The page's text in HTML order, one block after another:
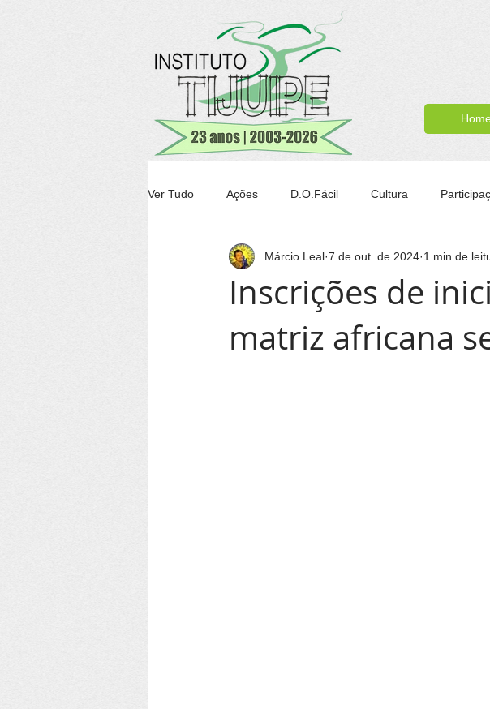
Ver Tudo Ações D.O.Fácil Cultura
Agricultura Transparência Tijuípe Formação
Inscrições de
matriz africana
Márcio Leal 7 de out. de 2024 1 min de